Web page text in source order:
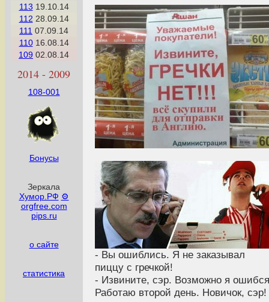
113 19.10.14
112 28.09.14
111 07.09.14
11016.08.14
109 02.08.14
2014 - 2009
108-001
Бонусы
Зеркала
Хумор.РФ ⚙
orgfree.com
pips.ru
о сайте
статистика
- Вы ошиблись. Я не заказывал
пиццу с гречкой!
- Извините, сэр. Возможно я
Работаю второй день. Новичок, сэр!